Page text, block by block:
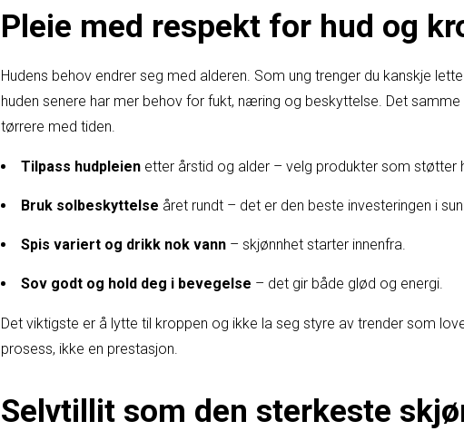
Pleie med respekt for hud og
Hudens behov endrer seg med alderen. Som ung trenger du kanskje
huden senere har mer behov for fukt, næring og beskyttelse. Det
tørrere med tiden.
Tilpass hudpleien etter årstid og alder – velg produkter som støtter
Bruk solbeskyttelse året rundt – det er den beste investeringen i
Spis variert og drikk nok vann – skjønnhet starter innenfra.
Sov godt og hold deg i bevegelse – det gir både glød og energi.
Det viktigste er å lytte til kroppen og ikke la seg styre av trender som
prosess, ikke en prestasjon.
Selvtillit som den sterkeste